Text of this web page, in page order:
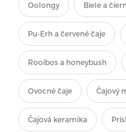
Oolongy Biele a
Pu-Erh a červené čaje
Rooibos a honeybush
Ovocné čaje Čajový
Čajová keramika